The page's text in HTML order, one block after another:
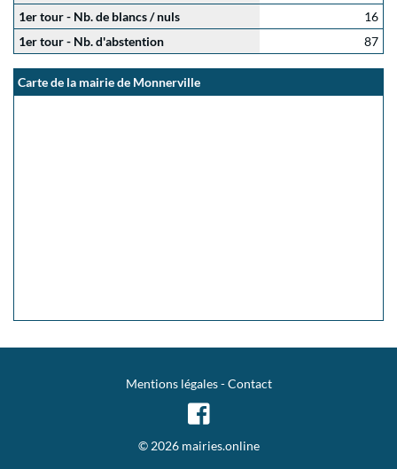
1er tour - Nb. de blancs / nuls
16
1er tour - Nb. d'abstention
87
Carte de la mairie de Monnerville
Mentions légales-Contact
© 2026 mairies.online